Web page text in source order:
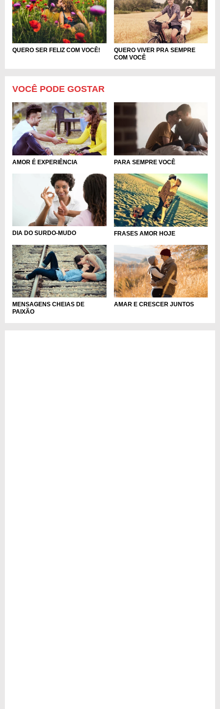
QUERO SER FELIZ COM VOCÊ!
QUERO VIVER PRA SEMPRE
COM VOCÊ
VOCÊ PODE GOSTAR
AMOR É EXPERIÊNCIA PARA SEMPRE VOCÊ
DIA DO SURDO-MUDO FRASES AMOR HOJE
MENSAGENS CHEIAS DE
PAIXÃO
AMAR E CRESCER JUNTOS